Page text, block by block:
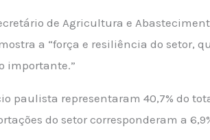
de Agricultura e
a “força e resiliência do setor,
importante.”
paulista representaram 40,7% do
do setor corresponderam a